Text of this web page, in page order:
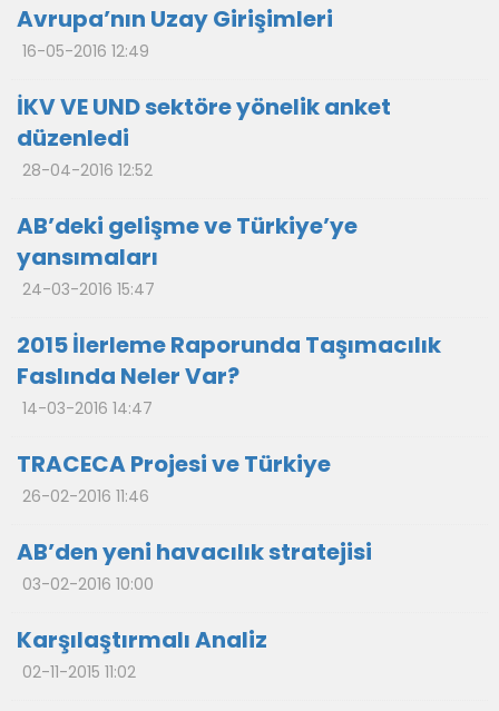
Avrupa’nın Uzay Girişimleri
16-05-2016 12:49
İKV VE UND sektöre yönelik anket
düzenledi
28-04-2016 12:52
AB’deki gelişme ve Türkiye’ye
yansımaları
24-03-2016 15:47
2015 İlerleme Raporunda Taşımacılık
Faslında Neler Var?
14-03-2016 14:47
TRACECA Projesi ve Türkiye
26-02-2016 11:46
AB’den yeni havacılık stratejisi
03-02-2016 10:00
Karşılaştırmalı Analiz
02-11-2015 11:02